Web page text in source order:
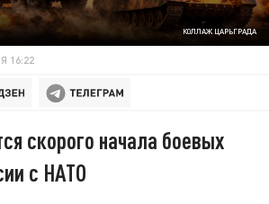
КОЛЛАЖ ЦАРЬГРАДА
16:22
скорого начала боевых
с НАТО